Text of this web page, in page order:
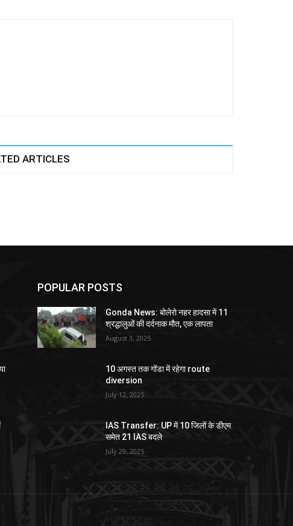
ARTICLES
POPULAR POSTS
Gonda News: बोलेरो नहर हादसा में 11
श्रद्धालुओं की दर्दनाक मौत, एक लापता
August 3, 2025
10 अगस्त तक गोंडा में रहेगा route
diversion
July 12, 2025
IAS Transfer: UP में 10 जिलों के डीएम
समेत 21 IAS बदले
July 29, 2025